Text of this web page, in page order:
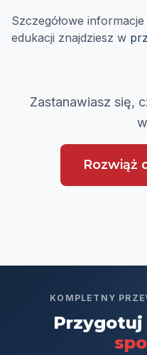
Szczegółowe
edukacji znajdziesz w
Zastanawiasz się,
Rozwiąż
KOMPLETNY